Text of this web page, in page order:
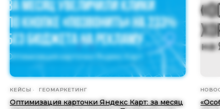
КЕЙСЫ ГЕОМАРКЕТИНГ
Оптимизация карточки Яндекс Карт: за месяц